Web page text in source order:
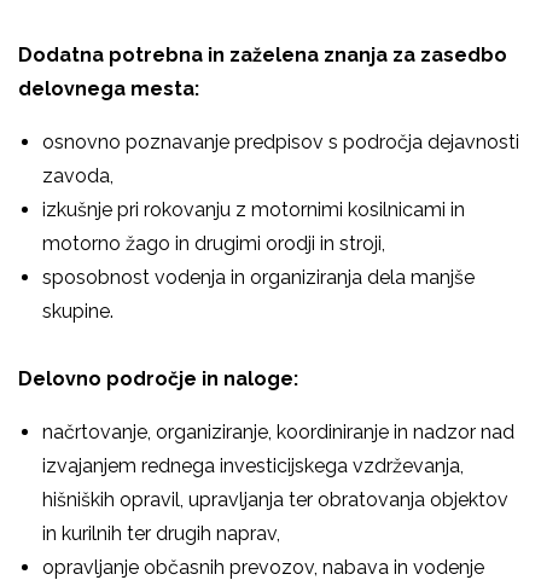
Dodatna potrebna in zaželena znanja za zasedbo
delovnega mesta:
osnovno poznavanje predpisov s področja dejavnosti
zavoda,
izkušnje pri rokovanju z motornimi kosilnicami in
motorno žago in drugimi orodji in stroji,
sposobnost vodenja in organiziranja dela manjše
skupine.
Delovno področje in naloge:
načrtovanje, organiziranje, koordiniranje in nadzor nad
izvajanjem rednega investicijskega vzdrževanja,
hišniških opravil, upravljanja ter obratovanja objektov
in kurilnih ter drugih naprav,
opravljanje občasnih prevozov, nabava in vodenje